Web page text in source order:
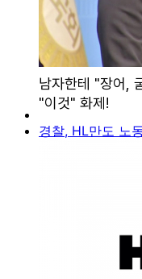
경찰, HL만도 노